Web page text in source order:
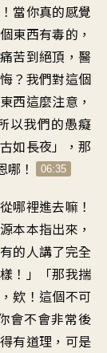
當你真的感覺
東西有毒的，
苦到絕頂，醫
？我們對這個
西這麼注意，
以我們的愚癡
如長夜」，那
！
06:35
哪裡進去嘛！
本本指出來，
的人講了完全
！」「那我揣
欸！這個不可
會不會非常後
有道理，可是